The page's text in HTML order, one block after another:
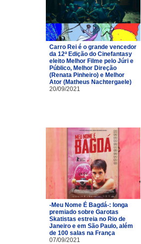
Carro Rei é o grande vencedor
da 12ª Edição do Cinefantasy
eleito Melhor Filme pelo Júri e
Público, Melhor Direção
(Renata Pinheiro) e Melhor
Ator (Matheus Nachtergaele)
20/09/2021
-Meu Nome É Bagdá-: longa
premiado sobre Garotas
Skatistas estreia no Rio de
Janeiro e em São Paulo, além
de 100 salas na França
07/09/2021